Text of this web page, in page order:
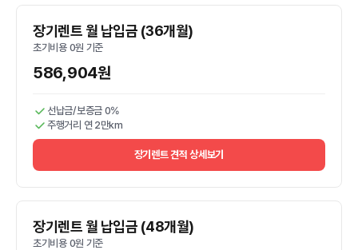
장기렌트 월 납입금 (36개월)
초기비용 0원 기준
586,904원
선납금/보증금 0%
주행거리 연 2만km
장기렌트 견적 상세보기
장기렌트 월 납입금 (48개월)
초기비용 0원 기준